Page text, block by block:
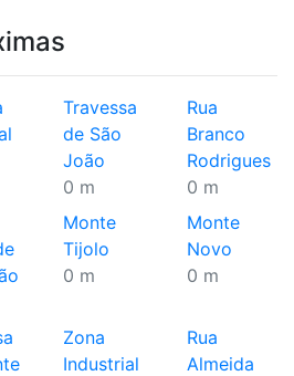
Travessa
de São
João
0 m
Rua
Branco
Rodrigues
0 m
Monte
Tijolo
0 m
Monte
Novo
0 m
Zona
Industrial
Rua
Almeida